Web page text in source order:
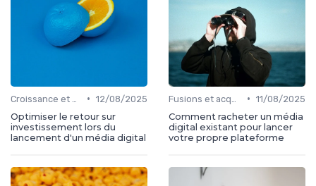
• 12/08/2025
Optimiser le retour sur
investissement lors du
lancement d'un média digital
• 11/08/2025
Comment racheter un média
digital existant pour lancer
votre propre plateforme